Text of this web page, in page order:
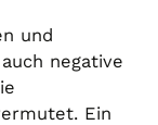
und
negative
Ein